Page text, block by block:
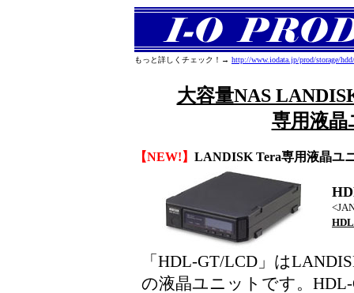
もっと詳しくチェック！→ http://www.iodata.jp/prod/storage/
大容量NAS
専用液
【NEW!】 LANDISK Tera専用液晶ユ
HDL
「HDL-GT/LCD」は
の液晶ユニットです。